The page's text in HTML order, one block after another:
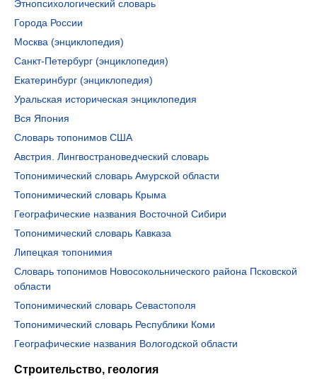
Этнопсихологический словарь
Города России
Москва (энциклопедия)
Санкт-Петербург (энциклопедия)
Екатеринбург (энциклопедия)
Уральская историческая энциклопедия
Вся Япония
Словарь топонимов США
Австрия. Лингвострановедческий словарь
Топонимический словарь Амурской области
Топонимический словарь Крыма
Географические названия Восточной Сибири
Топонимический словарь Кавказа
Липецкая топонимия
Словарь топонимов Новосокольнического района Псковской
области
Топонимический словарь Севастополя
Топонимический словарь Республики Коми
Географические названия Вологодской области
Строительство, геология